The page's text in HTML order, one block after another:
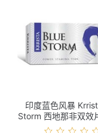
印度蓝色风暴
Storm 西地那非双效
格